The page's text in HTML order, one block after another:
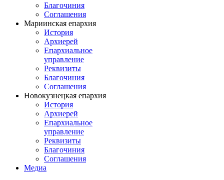
Благочиния
Соглашения
Мариинская епархия
История
Архиерей
Епархиальное
управление
Реквизиты
Благочиния
Соглашения
Новокузнецкая епархия
История
Архиерей
Епархиальное
управление
Реквизиты
Благочиния
Соглашения
Медиа